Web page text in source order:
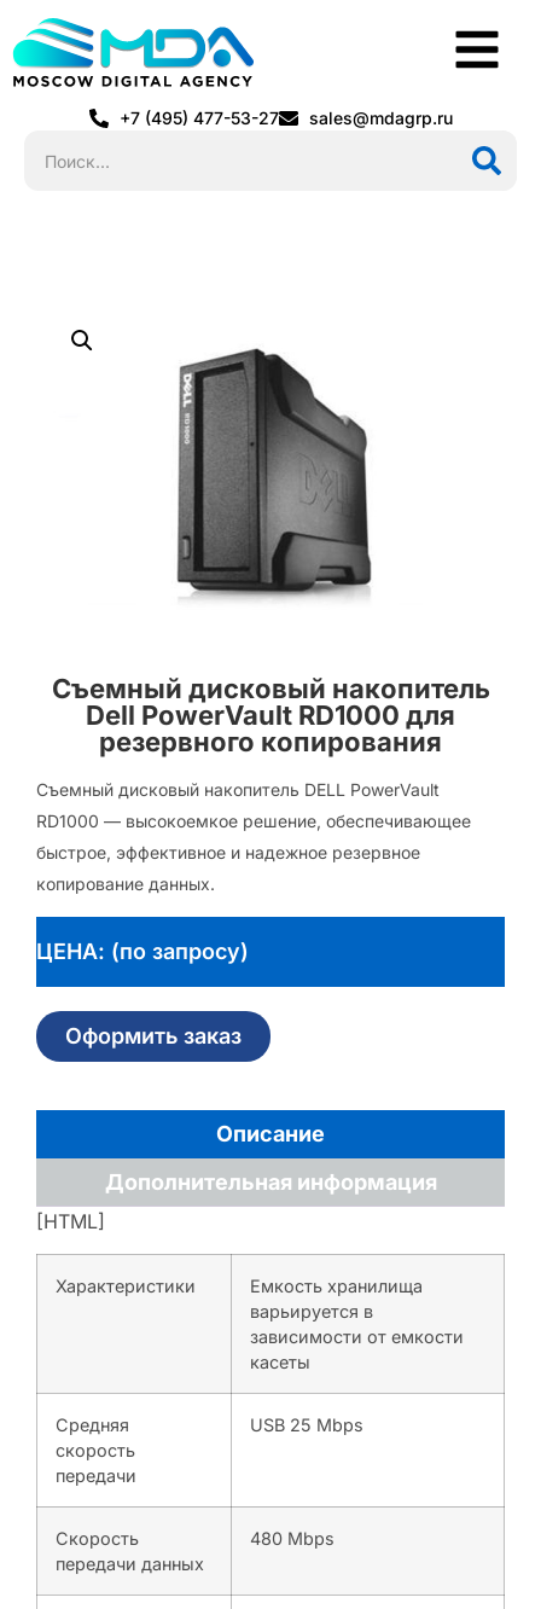
+7 (495) 477-53-27 sales@mdagrp.ru
Съемный дисковый накопитель
Dell PowerVault RD1000 для
резервного копирования
Съемный дисковый накопитель DELL PowerVault
RD1000 — высокоемкое решение, обеспечивающее
быстрое, эффективное и надежное резервное
копирование данных.
ЦЕНА: (по запросу)
Оформить заказ
Описание
Дополнительная информация
[HTML]
Характеристики
Емкость хранилища
варьируется в
зависимости от емкости
касеты
Средняя
скорость
передачи
USB 25 Mbps
Скорость
передачи данных
480 Mbps